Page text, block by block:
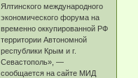
Ялтинского международного
экономического форума на
временно оккупированной РФ
территории Автономной
республики Крым и г.
Севастополь», —
сообщается на сайте МИД